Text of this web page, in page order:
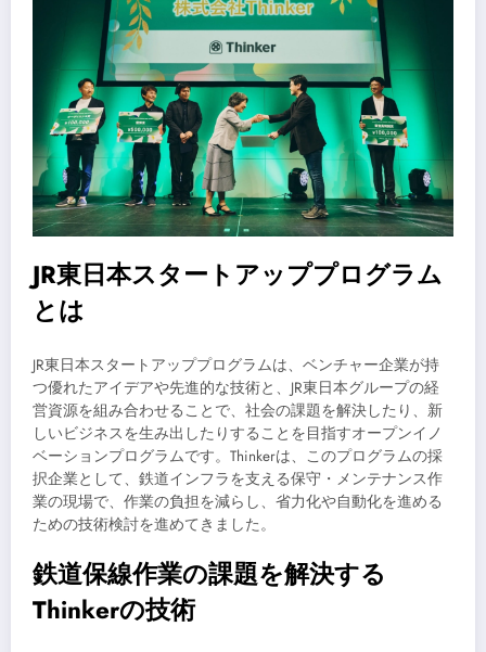
JR東日本スタートアッププログラム
とは
JR東日本スタートアッププログラムは、ベンチャー企業が持
つ優れたアイデアや先進的な技術と、JR東日本グループの経
営資源を組み合わせることで、社会の課題を解決したり、新
しいビジネスを生み出したりすることを目指すオープンイノ
ベーションプログラムです。Thinkerは、このプログラムの採
択企業として、鉄道インフラを支える保守・メンテナンス作
業の現場で、作業の負担を減らし、省力化や自動化を進める
ための技術検討を進めてきました。
鉄道保線作業の課題を解決する
Thinkerの技術